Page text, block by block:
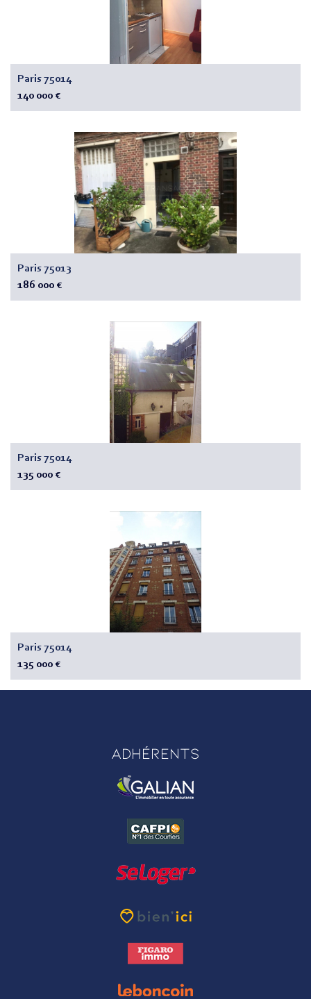
Paris 75014
140 000 €
Paris 75013
186 000 €
Paris 75014
135 000 €
Paris 75014
135 000 €
Adhérents